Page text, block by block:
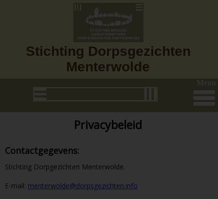
Stichting Dorpsgezichten
Menterwolde
Menu
Privacybeleid
Contactgegevens:
Stichting Dorpgezichten Menterwolde.
E-mail: menterwolde@dorpsgezichten.info